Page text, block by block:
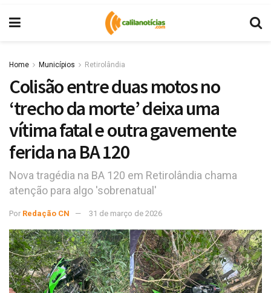
Home Municípios Retirolândia
Colisão entre duas motos no
‘trecho da morte’ deixa uma
vítima fatal e outra gavemente
ferida na BA 120
Nova tragédia na BA 120 em Retirolândia chama
atenção para algo 'sobrenatual'
Por Redação CN 31 de março de 2026